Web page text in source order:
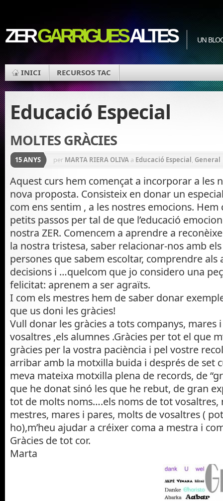
ZERGARRIGUESALTES UN
INICI RECURSOS TAC
Educació Especial
MOLTES GRÀCIES
15 ANYS per MARTA RIERA OLIVA a Educació Especial, General
Aquest curs hem començat a incorporar a les
nova proposta. Consisteix en donar un
com ens sentim , a les nostres emocions.
petits passos per tal de que l’educació
nostra ZER. Comencem a aprendre a
la nostra tristesa, saber relacionar-nos amb
persones que sabem escoltar, comprendre
decisions i …quelcom que jo considero una
felicitat: aprenem a ser agraïts.
I com els mestres hem de saber donar
que us doni les gràcies!
Vull donar les gràcies a tots companys, mares
vosaltres ,els alumnes .Gràcies per tot el que
gràcies per la vostra paciència i pel vostre
arribar amb la motxilla buida i després de set
meva mateixa motxilla plena de records, de
que he donat sinó les que he rebut, de gran
tot de molts noms….els noms de tot vosaltres,
mestres, mares i pares, molts de vosaltres (
ho),m’heu ajudar a créixer coma a mestra i
Gràcies de tot cor.
Marta